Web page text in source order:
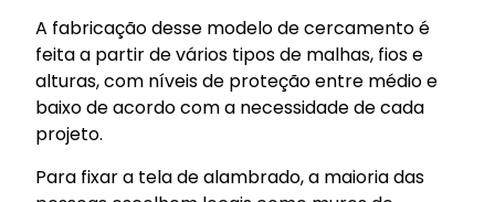
A fabricação desse modelo de cercamento é
feita a partir de vários tipos de malhas, fios e
alturas, com níveis de proteção entre médio e
baixo de acordo com a necessidade de cada
projeto.
Para fixar a tela de alambrado, a maioria das